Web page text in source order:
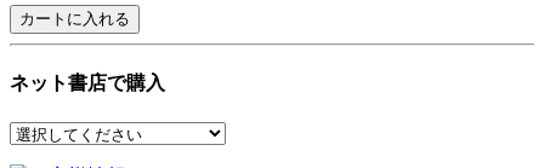
ネット書店で購入